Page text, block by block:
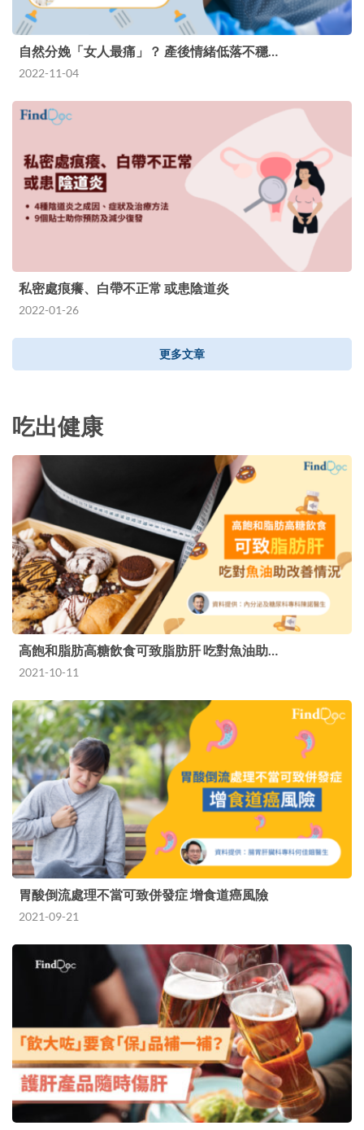
自然分娩「女人最痛」？ 產後情緒低落不穩…
2022-11-04
私密處痕癢、白帶不正常 或患陰道炎
2022-01-26
更多文章
吃出健康
高飽和脂肪高糖飲食可致脂肪肝 吃對魚油助…
2021-10-11
胃酸倒流處理不當可致併發症 增食道癌風險
2021-09-21